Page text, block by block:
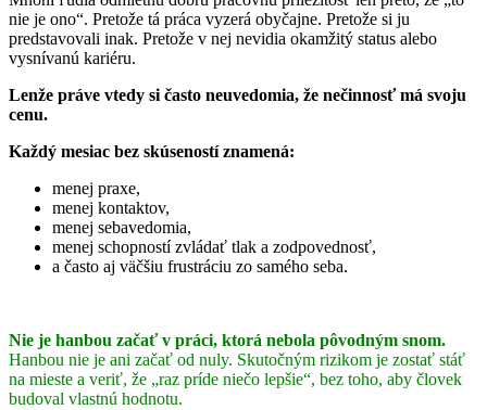
nie je ono“. Pretože tá práca vyzerá obyčajne. Pretože si ju
predstavovali inak. Pretože v nej nevidia okamžitý status alebo
vysnívanú kariéru.
Lenže práve vtedy si často neuvedomia, že nečinnosť má svoju
cenu.
Každý mesiac bez skúseností znamená:
menej praxe,
menej kontaktov,
menej sebavedomia,
menej schopností zvládať tlak a zodpovednosť,
a často aj väčšiu frustráciu zo samého seba.
Nie je hanbou začať v práci, ktorá nebola pôvodným snom.
Hanbou nie je ani začať od nuly. Skutočným rizikom je zostať stáť
na mieste a veriť, že „raz príde niečo lepšie“, bez toho, aby človek
budoval vlastnú hodnotu.